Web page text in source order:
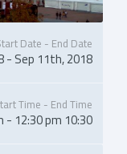
Date - End Date
- Sep 11th, 2018
Time - End Time
10:30 am - 12:30 pm